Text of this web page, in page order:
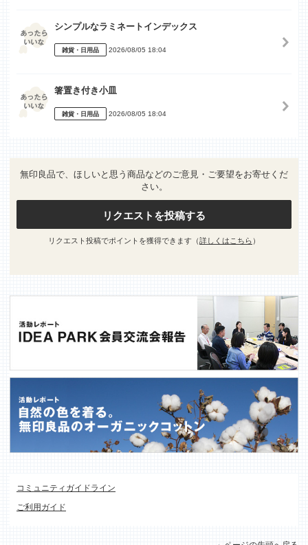
シンプルなラミネートインデックス
雑貨・日用品 2026/08/05 18:04
箸置き付き小皿
雑貨・日用品 2026/08/05 18:04
無印良品で、ほしいと思う商品などのご意見・ご要望をお寄せくだ
さい。
リクエストを投稿する
リクエスト投稿でポイントを獲得できます（詳しくはこちら ）
コミュニティガイドライン
ご利用ガイド